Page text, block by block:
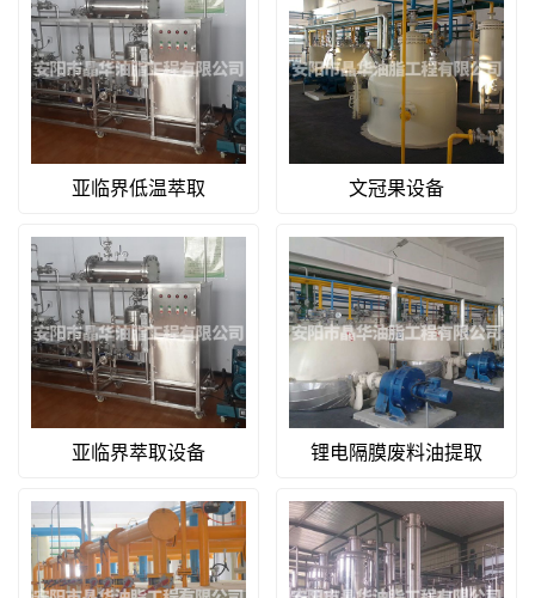
亚临界低温萃取 文冠果设备
亚临界萃取设备 锂电隔膜废料油提取